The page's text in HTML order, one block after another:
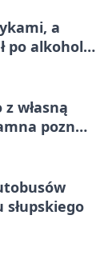
a
po alkoholu
własną
poznali